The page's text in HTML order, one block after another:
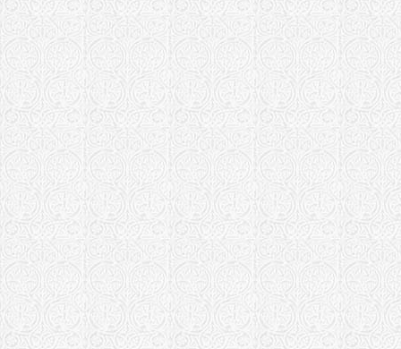
Собор
Рязанская
Борисо-
Борисо-
Самарская